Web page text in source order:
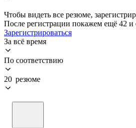
Чтобы видеть все резюме,
После регистрации покажем ещё 42 и
Зарегистрироваться
За всё время
По соответствию
20 резюме